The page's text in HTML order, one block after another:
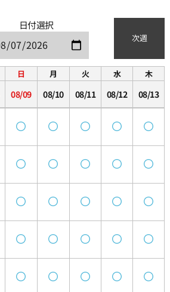
日付選択
次週
日
08/09
月
08/10
火
08/11
水
08/12
木
08/13